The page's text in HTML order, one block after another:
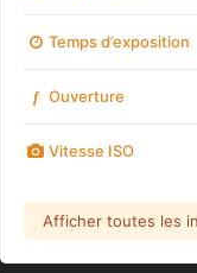
Temps d’exposition
f Ouverture
Vitesse ISO